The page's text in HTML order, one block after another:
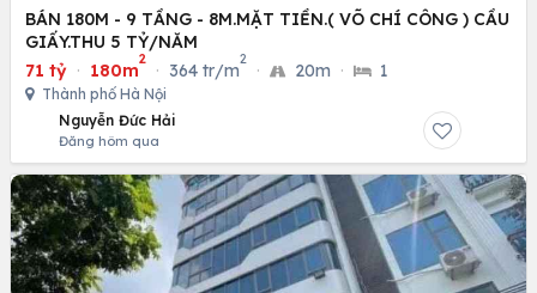
BÁN 180M - 9 TẦNG - 8M.MẶT TIỀN.( VÕ CHÍ CÔNG ) CẦU
GIẤY.THU 5 TỶ/NĂM
71 tỷ · 180m
2
· 364 tr/m
2
· 20m · 1
Thành phố Hà Nội
Nguyễn Đức Hải
Đăng hôm qua